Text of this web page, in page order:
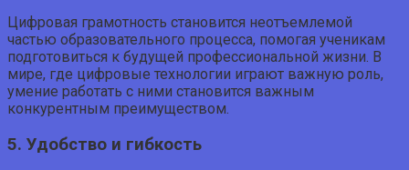
Цифровая грамотность становится неотъемлемой
частью образовательного процесса, помогая ученикам
подготовиться к будущей профессиональной жизни. В
мире, где цифровые технологии играют важную роль,
умение работать с ними становится важным
конкурентным преимуществом.
5. Удобство и гибкость